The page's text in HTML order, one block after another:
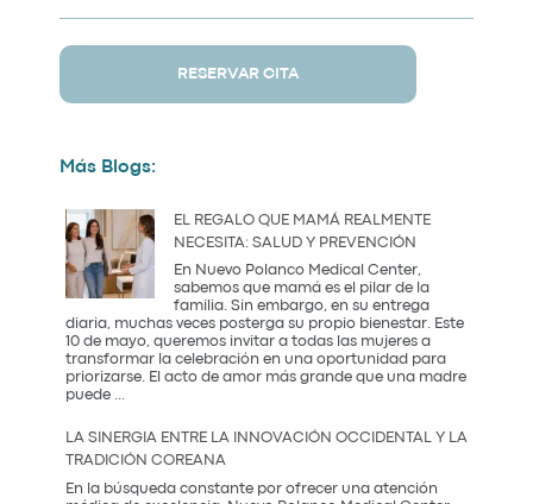
RESERVAR CITA
Más Blogs:
EL REGALO QUE MAMÁ REALMENTE
NECESITA: SALUD Y PREVENCIÓN
En Nuevo Polanco Medical Center,
sabemos que mamá es el pilar de la
familia. Sin embargo, en su entrega
diaria, muchas veces posterga su propio bienestar. Este
10 de mayo, queremos invitar a todas las mujeres a
transformar la celebración en una oportunidad para
priorizarse. El acto de amor más grande que una madre
puede ...
que
Realmente
Necesita:
LA SINERGIA ENTRE LA INNOVACIÓN OCCIDENTAL Y LA
TRADICIÓN COREANA
En la búsqueda constante por ofrecer una atención